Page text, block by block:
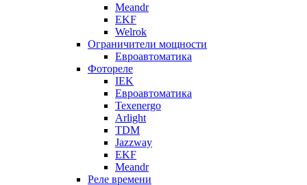
Meandr
EKF
Welrok
Ограничители мощности
Евроавтоматика
Фотореле
IEK
Евроавтоматика
Texenergo
Arlight
TDM
Jazzway
EKF
Meandr
Реле времени